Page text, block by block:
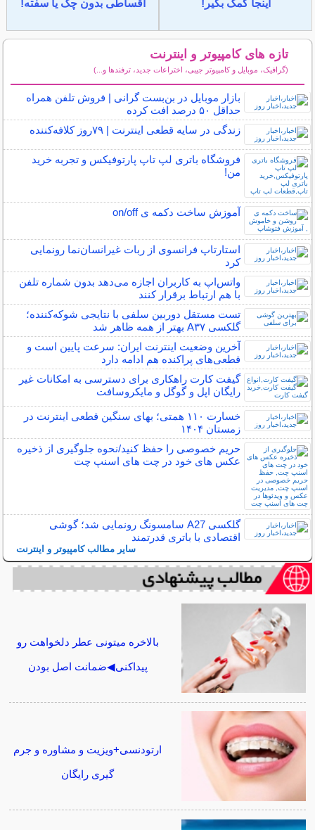
اینجا کمک بگیر! اقساطی بدون چک یا سفته!
تازه های کامپیوتر و اینترنت
(گرافیک، موبایل و کامپیوتر جیبی، اختراعات جدید، ترفندها و...)
بازار موبایل در بن‌بست گرانی | فروش تلفن همراه
حداقل ۵۰ درصد افت کرده
زندگی در سایه قطعی اینترنت | ۷۹‌روز کلافه‌کننده
فروشگاه باتری لپ تاپ پارتوفیکس و تجربه خرید
من!
آموزش ساخت دکمه ی on/off
استارتاپ فرانسوی از ربات غیرانسان‌نما رونمایی
کرد
واتس‌اپ به کاربران اجازه می‌دهد بدون شماره تلفن
با هم ارتباط برقرار کنند
تست مستقل دوربین سلفی با نتایجی شوکه‌کننده؛
گلکسی A۳۷ بهتر از همه ظاهر شد
آخرین وضعیت اینترنت ایران: سرعت پایین است و
قطعی‌های پراکنده هم ادامه دارد
گیفت کارت راهکاری برای دسترسی به امکانات غیر
رایگان اپل و گوگل و مایکروسافت
خسارت ۱۱۰ همتی؛ بهای سنگین قطعی اینترنت در
زمستان ۱۴۰۴
حریم خصوصی را حفظ کنید/نحوه جلوگیری از ذخیره
عکس های خود در چت های اسنپ چت
گلکسی A27 سامسونگ رونمایی شد؛ گوشی
اقتصادی با باتری قدرتمند
سایر مطالب کامپیوتر و اینترنت
بالاخره میتونی عطر دلخواهت رو
پیداکنی◀ضمانت اصل بودن
ارتودنسی+ویزیت و مشاوره و جرم
گیری رایگان